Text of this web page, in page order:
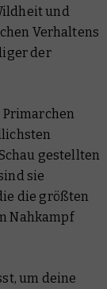
und
Verhaltens
der
Primarchen
gestellten
sie
die größten
Nahkampf
um deine